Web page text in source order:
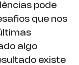
pode
que nos
algo
existe